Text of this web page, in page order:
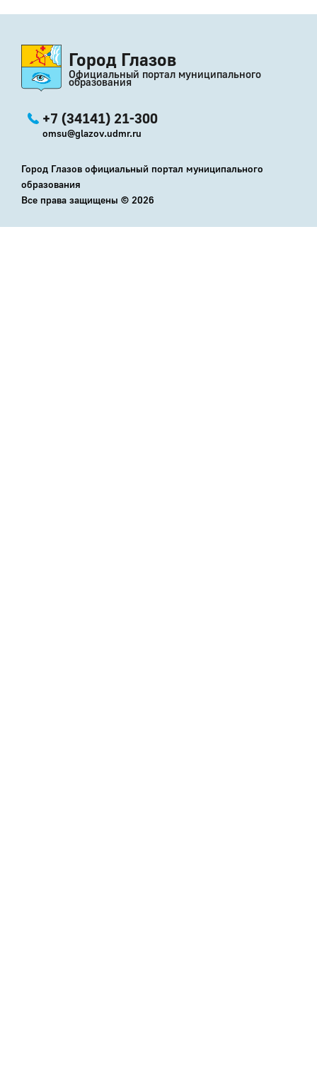
Город Глазов
Официальный портал муниципального
образования
+7 (34141) 21-300
omsu@glazov.udmr.ru
Город Глазов официальный портал муниципального
образования
Все права защищены © 2026